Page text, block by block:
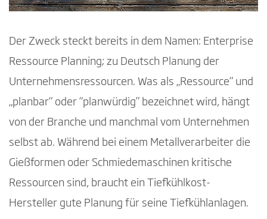
Der Zweck steckt bereits in dem Namen: Enterprise
Ressource Planning; zu Deutsch Planung der
Unternehmensressourcen. Was als „Ressource“ und
„planbar“ oder “planwürdig” bezeichnet wird, hängt
von der Branche und manchmal vom Unternehmen
selbst ab. Während bei einem Metallverarbeiter die
Gießformen oder Schmiedemaschinen kritische
Ressourcen sind, braucht ein Tiefkühlkost-
Hersteller gute Planung für seine Tiefkühlanlagen.